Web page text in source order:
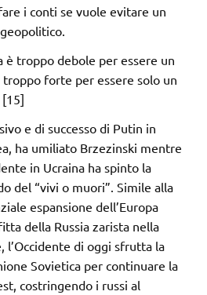
i conti se vuole evitare un
è troppo debole per essere un
troppo forte per essere solo un
[15]
e di successo di Putin in
ha umiliato Brzezinski mentre
in Ucraina ha spinto la
del “vivi o muori”. Simile alla
espansione dell’Europa
della Russia zarista nella
l’Occidente di oggi sfrutta la
Sovietica per continuare la
costringendo i russi al